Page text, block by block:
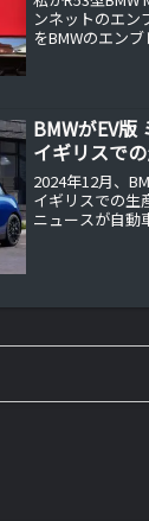
ンネットのエン
をBMWのエン
BMWがEV版
イギリスで
2024年12月、
イギリスでの生
ニュースが自動